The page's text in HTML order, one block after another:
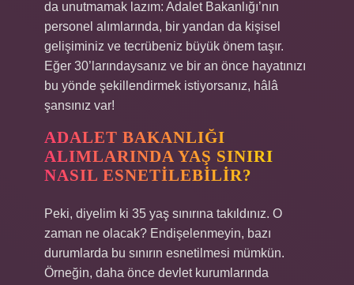
da unutmamak lazım: Adalet Bakanlığı’nın
personel alımlarında, bir yandan da kişisel
gelişiminiz ve tecrübeniz büyük önem taşır.
Eğer 30’larındaysanız ve bir an önce hayatınızı
bu yönde şekillendirmek istiyorsanız, hâlâ
şansınız var!
ADALET BAKANLIĞI
ALIMLARINDA YAŞ SINIRI
NASIL ESNETILEBILIR?
Peki, diyelim ki 35 yaş sınırına takıldınız. O
zaman ne olacak? Endişelenmeyin, bazı
durumlarda bu sınırın esnetilmesi mümkün.
Örneğin, daha önce devlet kurumlarında